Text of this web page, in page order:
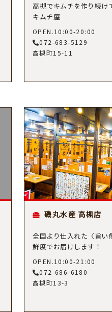
高槻でキムチを作り続け
キムチ屋
OPEN.10:00-20:00
072-683-5129
高槻町15-11
磯丸水産 高槻店
全国より仕入れた〈旨い
鮮度でお届けします！
OPEN.10:00-21:00
072-686-6180
高槻町13-3